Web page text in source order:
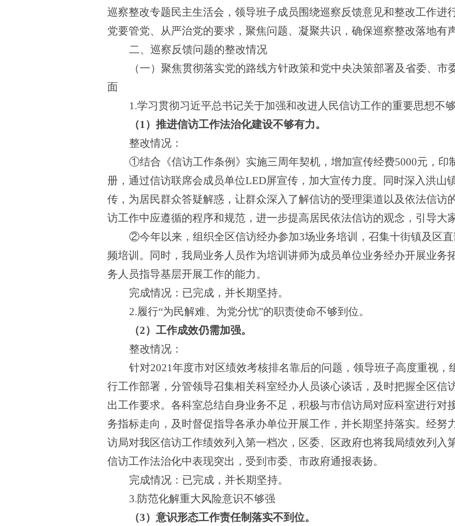
巡察整改专题民主生活会，领导班子成员围绕巡察反馈意见和整改工作进
党要管党、从严治党的要求，聚焦问题、凝聚共识，确保巡察整改落地有声
二、巡察反馈问题的整改情况
（一）聚焦贯彻落实党的路线方针政策和党中央决策部署及省委、市
面
1.学习贯彻习近平总书记关于加强和改进人民信访工作的重要思想不
（1 ）推进信访工作法治化建设不够有力。
整改情况：
①结合《信访工作条例》实施三周年契机，增加宣传经费5000元，印
册，通过信访联席会成员单位LED屏宣传，加大宣传力度。同时深入洪山
传，为居民群众答疑解惑，让群众深入了解信访的受理渠道以及依法信访
访工作中应遵循的程序和规范，进一步提高居民依法信访的观念，引导大
②今年以来，组织全区信访经办参加3场业务培训，召集十街镇及区
频培训。同时，我局业务人员作为培训讲师为成员单位业务经办开展业务
务人员指导基层开展工作的能力。
完成情况：已完成，并长期坚持。
2.履行“为民解难、为党分忧”的职责使命不够到位。
（2）工作成效仍需加强。
整改情况：
针对2021年度市对区绩效考核排名靠后的问题，领导班子高度重视，
行工作部署，分管领导召集相关科室经办人员谈心谈话，及时把握全区信
出工作要求。各科室总结自身业务不足，积极与市信访局对应科室进行对
务指标走向，及时督促指导各承办单位开展工作，并长期坚持落实。经努
访局对我区信访工作绩效列入第一档次，区委、区政府也将我局绩效列入
信访工作法治化中表现突出，受到市委、市政府通报表扬。
完成情况：已完成，并长期坚持。
3.防范化解重大风险意识不够强
（3）意识形态工作责任制落实不到位。